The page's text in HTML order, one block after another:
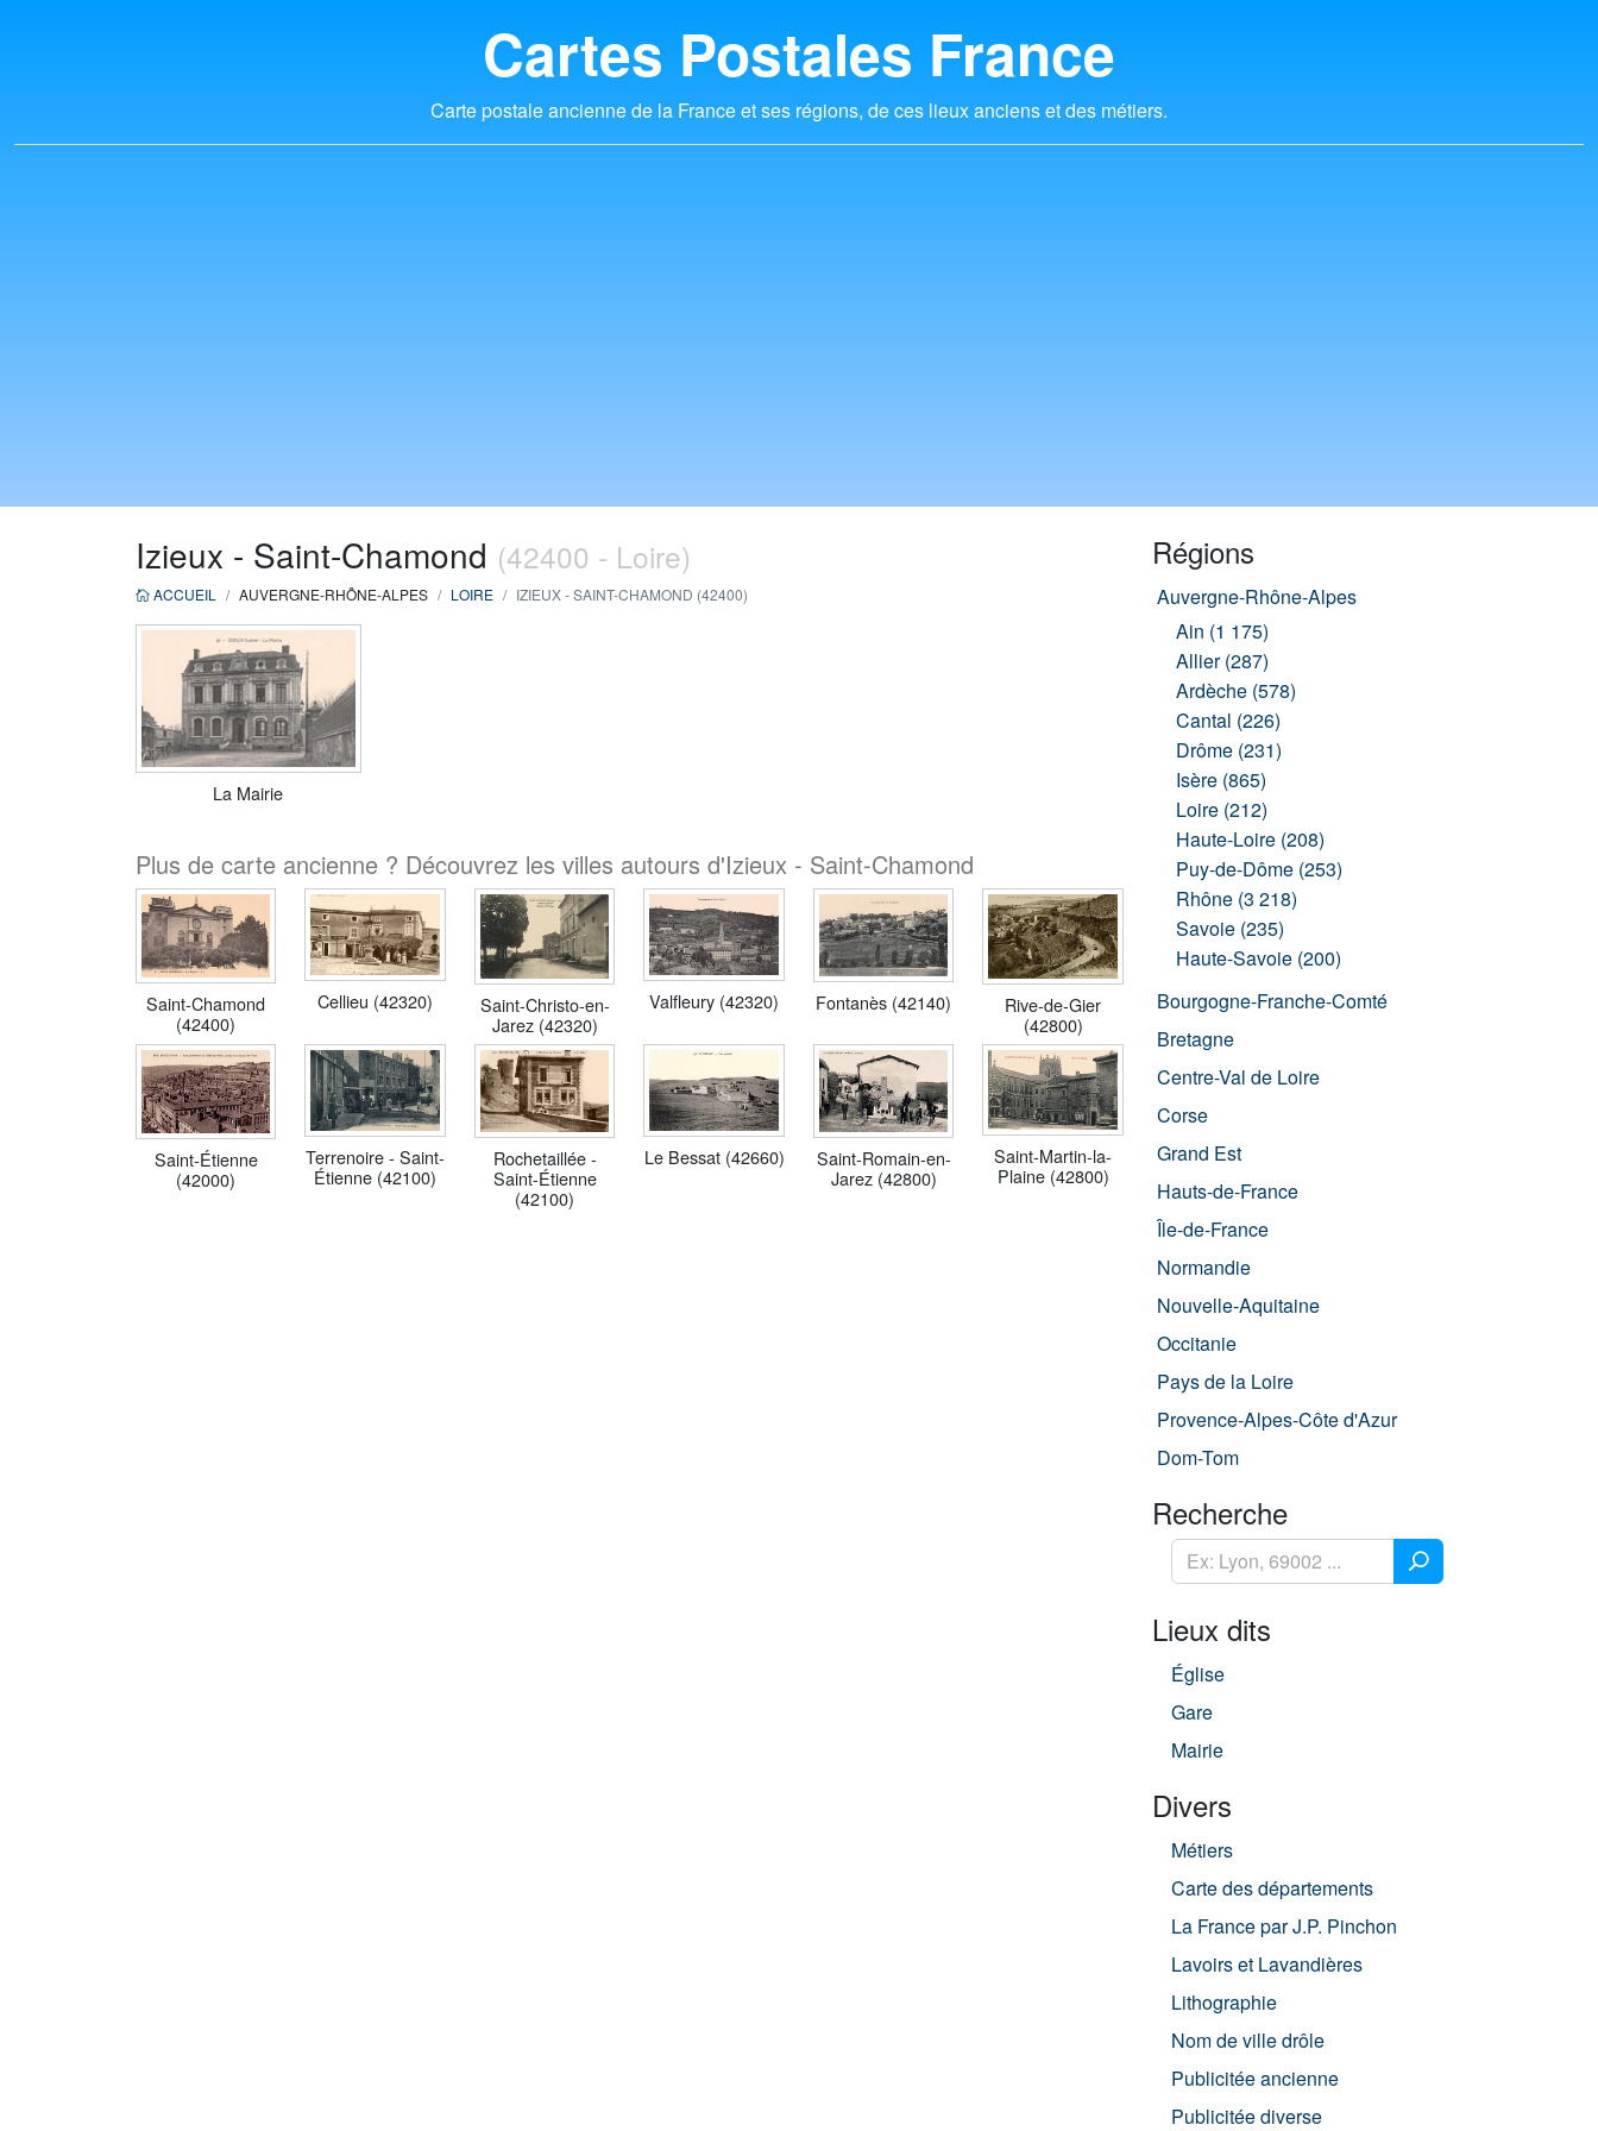
Cartes Postales France
Carte postale ancienne de la France et ses régions, de ces lieux anciens et des métiers.
Izieux - Saint-Chamond (42400 - Loire)
ACCUEIL AUVERGNE-RHÔNE-ALPES LOIRE IZIEUX - SAINT-CHAMOND (42400)
La Mairie
Plus de carte ancienne ? Découvrez les villes autours d'Izieux - Saint-Chamond
Saint-Chamond
(42400)
Cellieu (42320)
Saint-Christo-en-
Jarez (42320)
Valfleury (42320) Fontanès (42140)
Rive-de-Gier
(42800)
Saint-Étienne
(42000)
Terrenoire - Saint-
Étienne (42100)
Rochetaillée -
Saint-Étienne
(42100)
Le Bessat (42660)
Saint-Romain-en-
Jarez (42800)
Saint-Martin-la-
Plaine (42800)
Régions
Auvergne-Rhône-Alpes
Ain (1 175)
Allier (287)
Ardèche (578)
Cantal (226)
Drôme (231)
Isère (865)
Loire (212)
Haute-Loire (208)
Puy-de-Dôme (253)
Rhône (3 218)
Savoie (235)
Haute-Savoie (200)
Bourgogne-Franche-Comté
Bretagne
Centre-Val de Loire
Corse
Grand Est
Hauts-de-France
Île-de-France
Normandie
Nouvelle-Aquitaine
Occitanie
Pays de la Loire
Provence-Alpes-Côte d'Azur
Dom-Tom
Recherche
Lieux dits
Église
Gare
Mairie
Divers
Métiers
Carte des départements
La France par J.P. Pinchon
Lavoirs et Lavandières
Lithographie
Nom de ville drôle
Publicitée ancienne
Publicitée diverse